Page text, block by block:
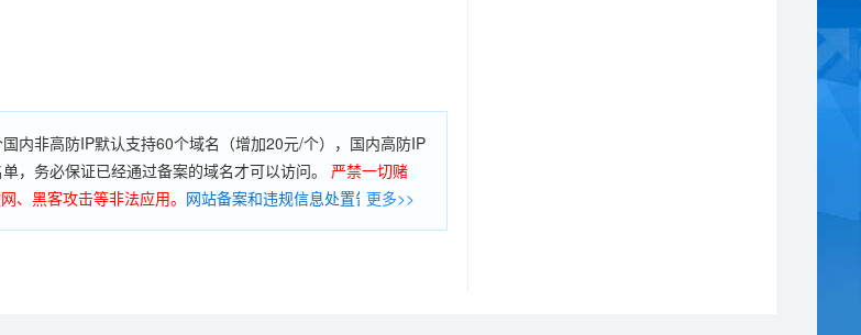
内非高防IP默认支持60个域名（增加20元/个），国内高防IP
，务必保证已经通过备案的域名才可以访问。
严禁一切赌
、黑客攻击等非法应用。 网站备案和违规信息处置告知书。
3个月以上6个月以下，允许备案主体5个，备案网站15个；
更多>>